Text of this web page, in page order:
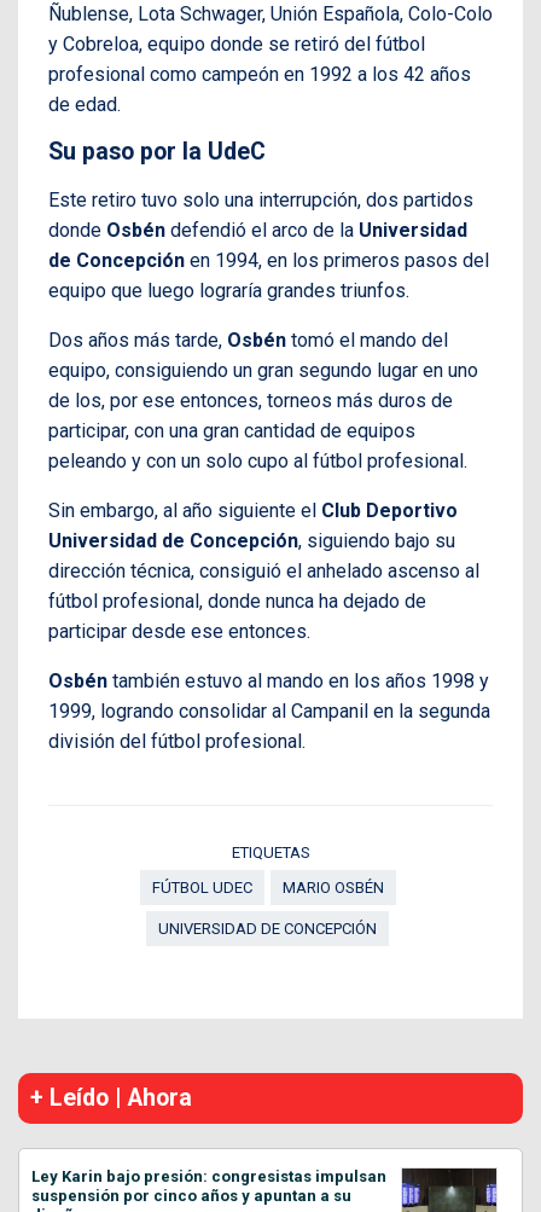
Ñublense, Lota Schwager, Unión Española, Colo-Colo
y Cobreloa, equipo donde se retiró del fútbol
profesional como campeón en 1992 a los 42 años
de edad.
Su paso por la UdeC
Este retiro tuvo solo una interrupción, dos partidos
donde Osbén defendió el arco de la Universidad
de Concepción en 1994, en los primeros pasos del
equipo que luego lograría grandes triunfos.
Dos años más tarde, Osbén tomó el mando del
equipo, consiguiendo un gran segundo lugar en uno
de los, por ese entonces, torneos más duros de
participar, con una gran cantidad de equipos
peleando y con un solo cupo al fútbol profesional.
Sin embargo, al año siguiente el Club Deportivo
Universidad de Concepción, siguiendo bajo su
dirección técnica, consiguió el anhelado ascenso al
fútbol profesional, donde nunca ha dejado de
participar desde ese entonces.
Osbén también estuvo al mando en los años 1998 y
1999, logrando consolidar al Campanil en la segunda
división del fútbol profesional.
ETIQUETAS
FÚTBOL UDEC
MARIO OSBÉN
UNIVERSIDAD DE CONCEPCIÓN
+ Leído | Ahora
Ley Karin bajo presión: congresistas impulsan
suspensión por cinco años y apuntan a su